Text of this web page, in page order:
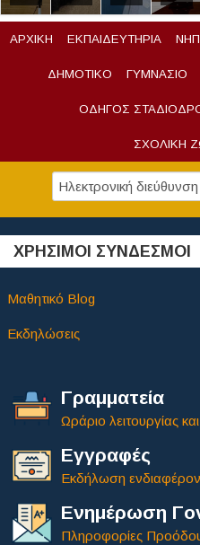
ΑΡΧΙΚΗ ΕΚΠΑΙΔΕΥΤΗΡΙΑ
ΔΗΜΟΤΙΚΟ ΓΥΜΝΑΣΙΟ
ΟΔΗΓΟΣ
ΣΧΟΛΙΚΗ
ΧΡΗΣΙΜΟΙ ΣΥΝΔΕΣΜΟΙ
Μαθητικό Blog
Εκδηλώσεις
Γραμματεία
Ωράριο λειτουργίας
Εγγραφές
Εκδήλωση
Ενημέρωση
Πληροφορίες